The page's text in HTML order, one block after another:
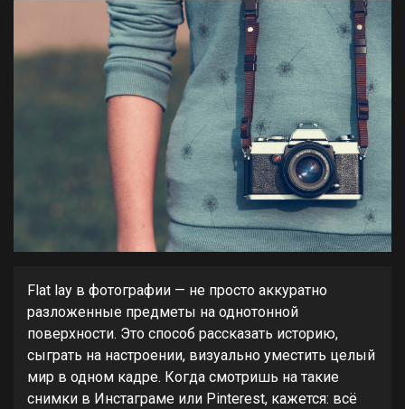
Flat lay в фотографии — не просто аккуратно
разложенные предметы на однотонной
поверхности. Это способ рассказать историю,
сыграть на настроении, визуально уместить целый
мир в одном кадре. Когда смотришь на такие
снимки в Инстаграме или Pinterest, кажется: всё